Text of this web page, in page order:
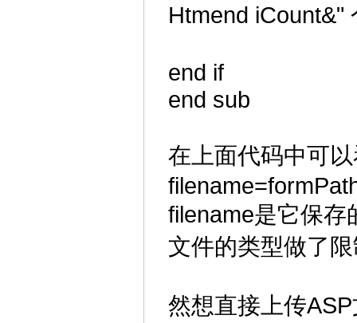
Htmend iCount&"
end if
end sub
在上面代码中可
filename是它保存
文件的类型做了
然想直接上传